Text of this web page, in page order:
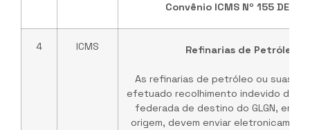
Convênio ICMS Nº 155 DE
4 ICMS Refinarias de Petróleo /
As refinarias de petróleo ou suas
efetuado recolhimento indevido do
federada de destino do GLGN, em
origem, devem enviar